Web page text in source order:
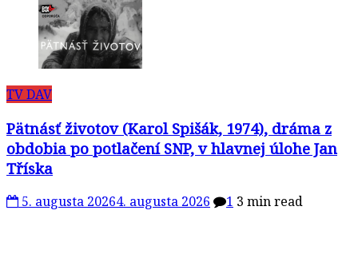
TV DAV
Pätnásť životov (Karol Spišák, 1974), dráma z
obdobia po potlačení SNP, v hlavnej úlohe Jan
Tříska
5. augusta 20264. augusta 2026 1 3 min read